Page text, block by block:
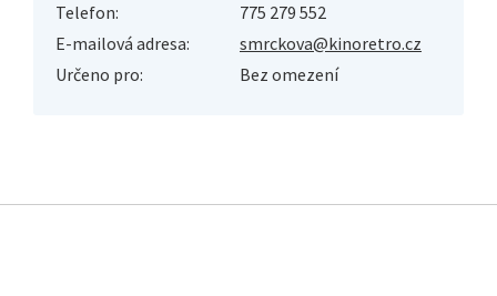
Telefon:
775 279 552
E-mailová adresa:
smrckova@kinoretro.cz
Určeno pro:
Bez omezení